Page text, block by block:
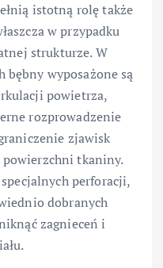
istotną rolę także
w przypadku
strukturze. W
bębny wyposażone są
powietrza,
rozprowadzenie
zjawisk
powierzchni tkaniny.
perforacji,
dobranych
zagnieceń i